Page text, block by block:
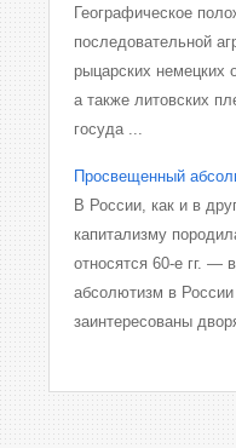
Географическое
последовательной
рыцарских немецких
а также литовских
госуда ...
Просвещенный
В России, как и в
капитализму
относятся 60-е гг. —
абсолютизм в
заинтересованы